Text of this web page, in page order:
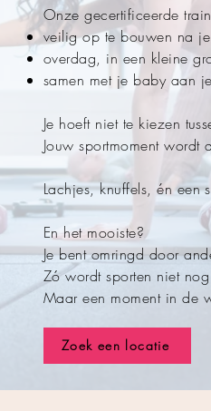
Onze gecertificeerde
veilig op te bouwen na
overdag, in een kleine
samen met je baby aan
Je hoeft niet te kiezen
Jouw sportmoment wordt
Lachjes, knuffels, én een
En het mooiste?
Je bent omringd door
Zó wordt sporten niet
Maar een moment in de
Zoek een locatie